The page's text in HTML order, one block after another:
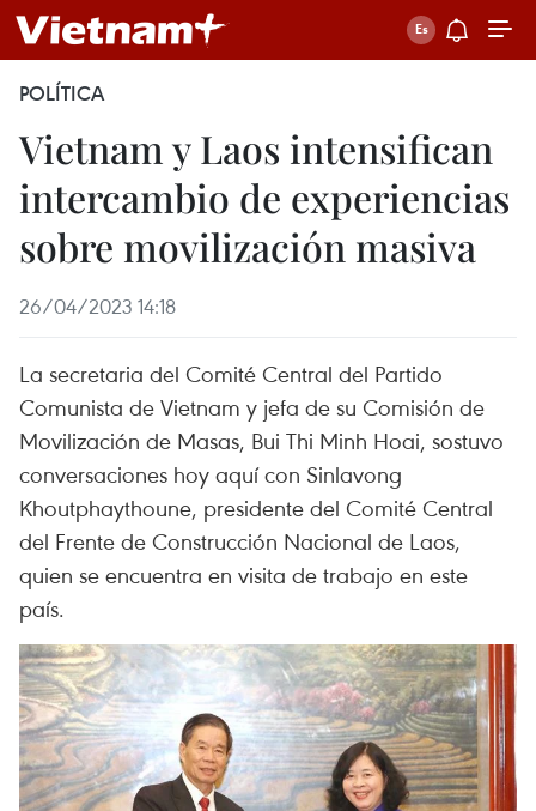
POLÍTICA
Vietnam y Laos intensifican
intercambio de experiencias
sobre movilización masiva
26/04/2023 14:18
La secretaria del Comité Central del Partido
Comunista de Vietnam y jefa de su Comisión de
Movilización de Masas, Bui Thi Minh Hoai, sostuvo
conversaciones hoy aquí con Sinlavong
Khoutphaythoune, presidente del Comité Central
del Frente de Construcción Nacional de Laos,
quien se encuentra en visita de trabajo en este
país.